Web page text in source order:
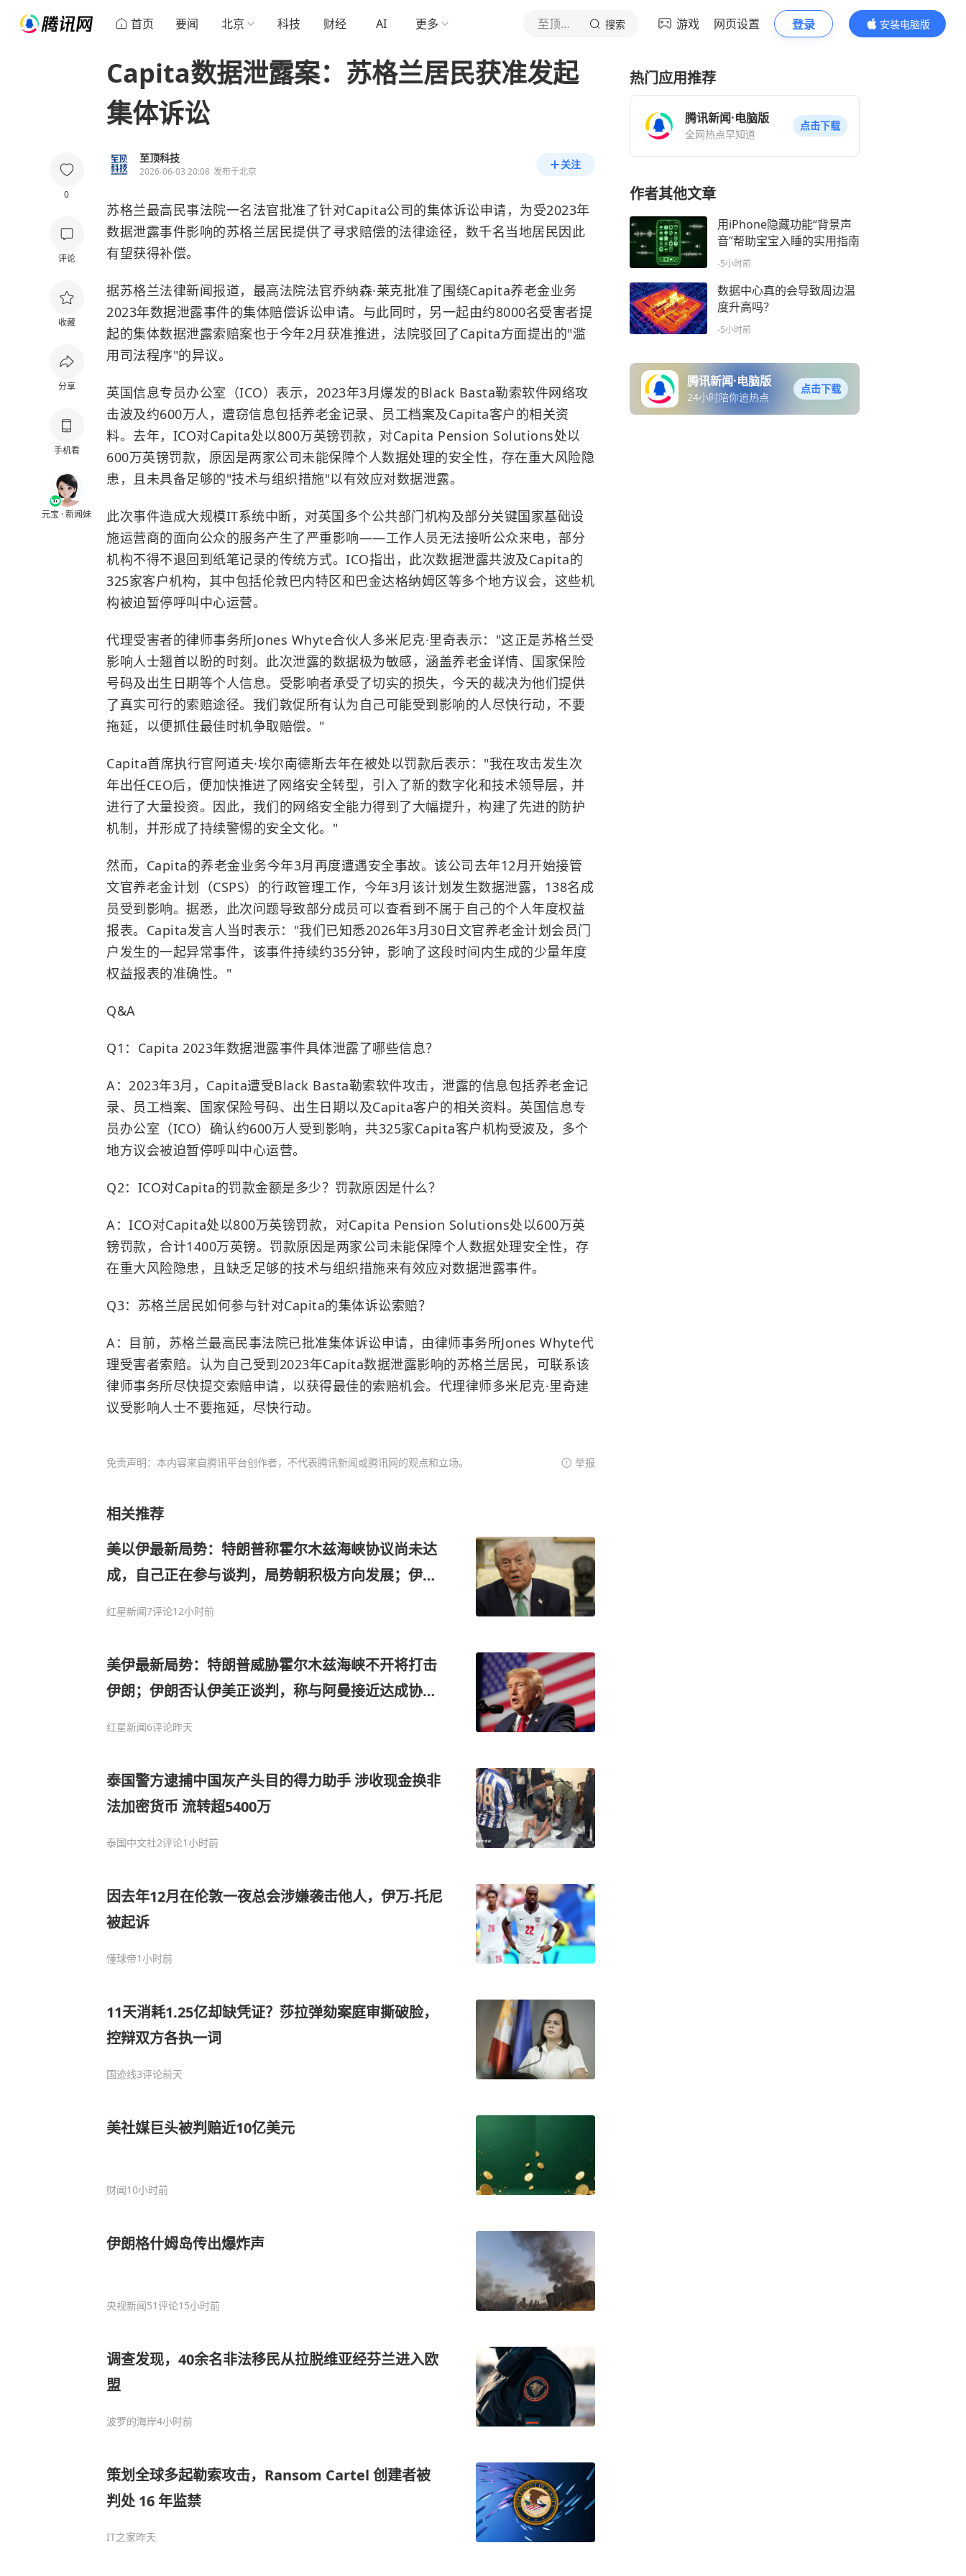
首页 要闻 北京 科技 财经 AI 更多 至顶科技 搜索 游戏 网页设置 登录
安装电脑版
内容更精彩
0
评论
收藏
分享
手机看
元宝 · 新闻妹
Capita数据泄露案：苏格兰居民获准发起
集体诉讼
至顶科技
2026-06-03 20:08 发布于北京
关注
苏格兰最高民事法院一名法官批准了针对Capita公司的集体诉讼申请，为受2023年
数据泄露事件影响的苏格兰居民提供了寻求赔偿的法律途径，数千名当地居民因此
有望获得补偿。
据苏格兰法律新闻报道，最高法院法官乔纳森·莱克批准了围绕Capita养老金业务
2023年数据泄露事件的集体赔偿诉讼申请。与此同时，另一起由约8000名受害者提
起的集体数据泄露索赔案也于今年2月获准推进，法院驳回了Capita方面提出的"滥
用司法程序"的异议。
英国信息专员办公室（ICO）表示，2023年3月爆发的Black Basta勒索软件网络攻
击波及约600万人，遭窃信息包括养老金记录、员工档案及Capita客户的相关资
料。去年，ICO对Capita处以800万英镑罚款，对Capita Pension Solutions处以
600万英镑罚款，原因是两家公司未能保障个人数据处理的安全性，存在重大风险隐
患，且未具备足够的"技术与组织措施"以有效应对数据泄露。
此次事件造成大规模IT系统中断，对英国多个公共部门机构及部分关键国家基础设
施运营商的面向公众的服务产生了严重影响——工作人员无法接听公众来电，部分
机构不得不退回到纸笔记录的传统方式。 ICO指出，此次数据泄露共波及Capita的
325家客户机构，其中包括伦敦巴内特区和巴金达格纳姆区等多个地方议会，这些机
构被迫暂停呼叫中心运营。
代理受害者的律师事务所Jones Whyte合伙人多米尼克·里奇表示："这正是苏格兰受
影响人士翘首以盼的时刻。此次泄露的数据极为敏感，涵盖养老金详情、国家保险
号码及出生日期等个人信息。受影响者承受了切实的损失，今天的裁决为他们提供
了真实可行的索赔途径。我们敦促所有认为自己可能受到影响的人尽快行动，不要
拖延，以便抓住最佳时机争取赔偿。"
Capita首席执行官阿道夫·埃尔南德斯去年在被处以罚款后表示："我在攻击发生次
年出任CEO后，便加快推进了网络安全转型，引入了新的数字化和技术领导层，并
进行了大量投资。因此，我们的网络安全能力得到了大幅提升，构建了先进的防护
机制，并形成了持续警惕的安全文化。"
然而，Capita的养老金业务今年3月再度遭遇安全事故。该公司去年12月开始接管
文官养老金计划（CSPS）的行政管理工作，今年3月该计划发生数据泄露，138名成
员受到影响。据悉，此次问题导致部分成员可以查看到不属于自己的个人年度权益
报表。Capita发言人当时表示："我们已知悉2026年3月30日文官养老金计划会员门
户发生的一起异常事件，该事件持续约35分钟，影响了这段时间内生成的少量年度
权益报表的准确性。"
Q&A
Q1：Capita 2023年数据泄露事件具体泄露了哪些信息？
A：2023年3月，Capita遭受Black Basta勒索软件攻击，泄露的信息包括养老金记
录、员工档案、国家保险号码、出生日期以及Capita客户的相关资料。英国信息专
员办公室（ICO）确认约600万人受到影响，共325家Capita客户机构受波及，多个
地方议会被迫暂停呼叫中心运营。
Q2：ICO对Capita的罚款金额是多少？罚款原因是什么？
A：ICO对Capita处以800万英镑罚款，对Capita Pension Solutions处以600万英
镑罚款，合计1400万英镑。罚款原因是两家公司未能保障个人数据处理安全性，存
在重大风险隐患，且缺乏足够的技术与组织措施来有效应对数据泄露事件。
Q3：苏格兰居民如何参与针对Capita的集体诉讼索赔？
A：目前，苏格兰最高民事法院已批准集体诉讼申请，由律师事务所Jones Whyte代
理受害者索赔。认为自己受到2023年Capita数据泄露影响的苏格兰居民，可联系该
律师事务所尽快提交索赔申请，以获得最佳的索赔机会。代理律师多米尼克·里奇建
议受影响人士不要拖延，尽快行动。
免责声明：本内容来自腾讯平台创作者，不代表腾讯新闻或腾讯网的观点和立场。 举报
相关推荐
美以伊最新局势：特朗普称霍尔木兹海峡协议尚未达
成，自己正在参与谈判，局势朝积极方向发展；伊朗
红星新闻7评论12小时前
美伊最新局势：特朗普威胁霍尔木兹海峡不开将打击
伊朗；伊朗否认伊美正谈判，称与阿曼接近达成协
红星新闻6评论昨天
泰国警方逮捕中国灰产头目的得力助手 涉收现金换非
法加密货币 流转超5400万
泰国中文社2评论1小时前
因去年12月在伦敦一夜总会涉嫌袭击他人，伊万-托尼
被起诉
懂球帝1小时前
11天消耗1.25亿却缺凭证？莎拉弹劾案庭审撕破脸，
控辩双方各执一词
国迹线3评论前天
美社媒巨头被判赔近10亿美元
财闻10小时前
伊朗格什姆岛传出爆炸声
央视新闻51评论15小时前
调查发现，40余名非法移民从拉脱维亚经芬兰进入欧
盟
波罗的海岸4小时前
策划全球多起勒索攻击，Ransom Cartel 创建者被
判处 16 年监禁
IT之家昨天
热门应用推荐
腾讯新闻·电脑版
全网热点早知道
点击下载
作者其他文章
用iPhone隐藏功能“背景声
音”帮助宝宝入睡的实用指南
-5小时前
数据中心真的会导致周边温
度升高吗？
-5小时前
腾讯新闻·电脑版
24小时陪你追热点
点击下载